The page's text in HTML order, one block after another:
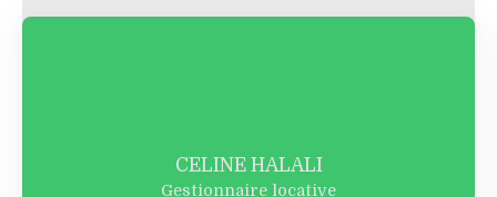
CELINE HALALI
Gestionnaire locative